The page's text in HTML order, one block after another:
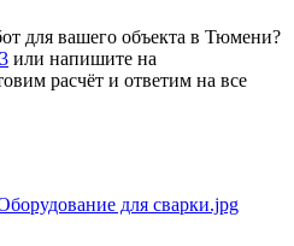
для вашего объекта в Тюмени?
или напишите на
расчёт и ответим на все
для сварки.jpg